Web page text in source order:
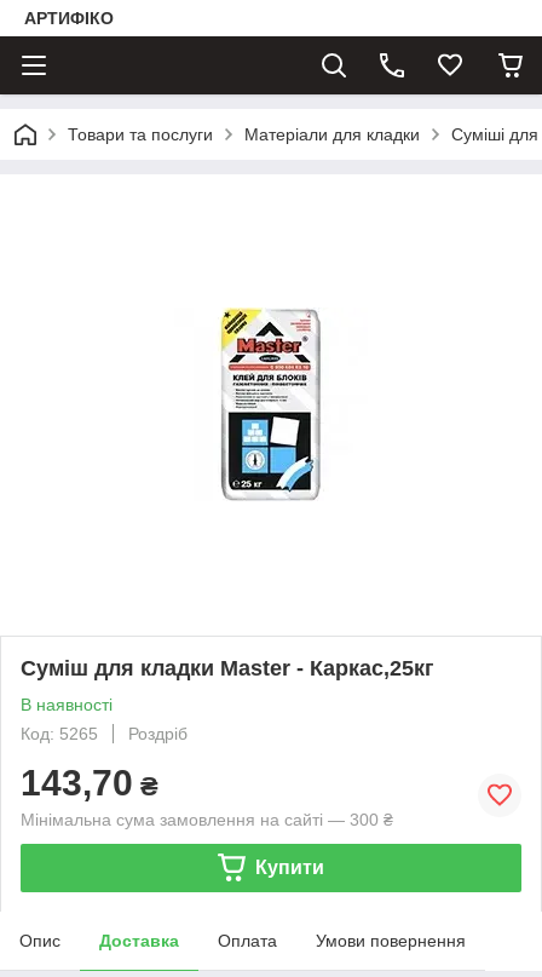
АРТИФІКО
Товари та послуги Матеріали для кладки Суміші для
Суміш для кладки Master - Каркас,25кг
В наявності
Код: 5265
Роздріб
143,70 ₴
Мінімальна сума замовлення на сайті — 300 ₴
Купити
Опис Доставка Оплата Умови повернення